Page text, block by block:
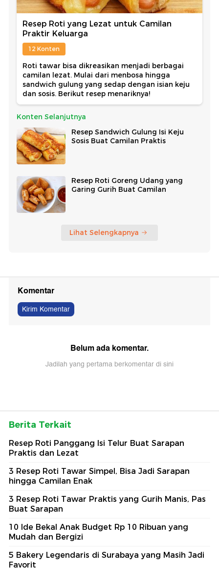
Resep Roti yang Lezat untuk Camilan
Praktir Keluarga
12 Konten
Roti tawar bisa dikreasikan menjadi berbagai
camilan lezat. Mulai dari menbosa hingga
sandwich gulung yang sedap dengan isian keju
dan sosis. Berikut resep menariknya!
Konten Selanjutnya
Resep Sandwich Gulung Isi Keju
Sosis Buat Camilan Praktis
Resep Roti Goreng Udang yang
Garing Gurih Buat Camilan
Lihat Selengkapnya
Komentar
Kirim Komentar
Belum ada komentar.
Jadilah yang pertama berkomentar di sini
Berita Terkait
Resep Roti Panggang Isi Telur Buat Sarapan
Praktis dan Lezat
3 Resep Roti Tawar Simpel, Bisa Jadi Sarapan
hingga Camilan Enak
3 Resep Roti Tawar Praktis yang Gurih Manis, Pas
Buat Sarapan
10 Ide Bekal Anak Budget Rp 10 Ribuan yang
Mudah dan Bergizi
5 Bakery Legendaris di Surabaya yang Masih Jadi
Favorit